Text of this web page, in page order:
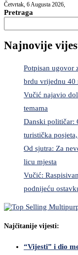
Četvrtak, 6 Augusta 2026,
Pretraga
Najnovije
Potpisan ugovor
brdu vrijednu 40
Vučić najavio
temama
Danski političar:
turistička
Od sjutra: Za
licu mjesta
Vučić:
podnijeću
Najčitanije vijesti:
“Vijesti” i dio